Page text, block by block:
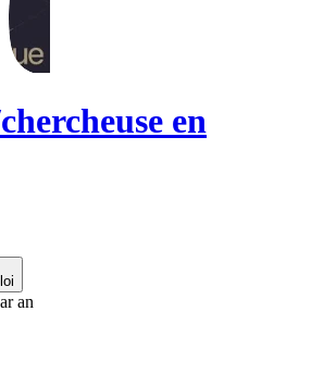
en
an